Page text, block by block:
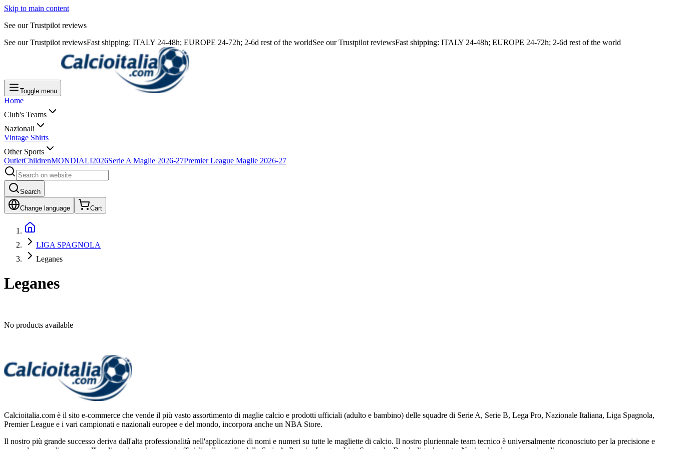
Skip to main content
See our Trustpilot reviews
See our Trustpilot reviewsFast shipping: ITALY 24-48h; EUROPE 24-72h; 2-6d rest of the worldSee our Trustpilot reviewsFast shipping: ITALY 24-48h; EUROPE 24-72h; 2-6d rest of the world
Toggle menu
Home
Club's Teams
Nazionali
Vintage Shirts
Other Sports
OutletChildrenMONDIALI2026Serie A Maglie 2026-27Premier League Maglie 2026-27
Search
Change language Cart
LIGA SPAGNOLA
Leganes
Leganes
No products available
Calcioitalia.com è il sito e-commerce che vende il più vasto assortimento di maglie calcio e prodotti ufficiali (adulto e bambino) delle squadre di Serie A, Serie B, Lega Pro, Nazionale Italiana, Liga Spagnola,
Premier League e i vari campionati e nazionali europee e del mondo, incorpora anche un NBA Store.
Il nostro più grande successo deriva dall'alta professionalità nell'applicazione di nomi e numeri su tutte le magliette di calcio. Il nostro pluriennale team tecnico è universalmente riconosciuto per la precisione e